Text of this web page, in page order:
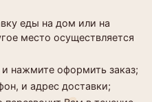
еды на дом или на
место осуществляется
нажмите оформить заказ;
и адрес доставки;